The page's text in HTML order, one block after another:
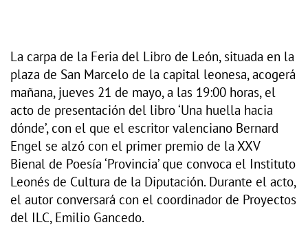
La carpa de la Feria del Libro de León, situada en la
plaza de San Marcelo de la capital leonesa, acogerá
mañana, jueves 21 de mayo, a las 19:00 horas, el
acto de presentación del libro ‘Una huella hacia
dónde’, con el que el escritor valenciano Bernard
Engel se alzó con el primer premio de la XXV
Bienal de Poesía ‘Provincia’ que convoca el Instituto
Leonés de Cultura de la Diputación. Durante el acto,
el autor conversará con el coordinador de Proyectos
del ILC, Emilio Gancedo.